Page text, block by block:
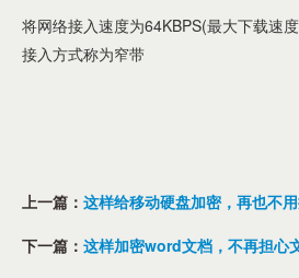
将网络接入速度为64KBPS(最大下载速
接入方式称为窄带
上一篇： 这样给移动硬盘加密，再也不
下一篇： 这样加密word文档，不再担心